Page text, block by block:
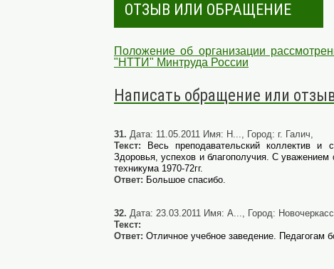
ОТЗЫВ ИЛИ ОБРАЩЕНИЕ
Положение об организации
"НТТИ" Минтруда России
Написать обращение или
31. Дата: 11.05.2011 Имя: Н..., Город: г. Галич,
Текст:
Весь преподавательский коллектив и
Здоровья, успехов и благополучия. С
техникума 1970-72гг.
Ответ: Большое спасибо.
32. Дата: 23.03.2011 Имя: А..., Город:
Текст:
Ответ: Отличное учебное заведение. Педагогам